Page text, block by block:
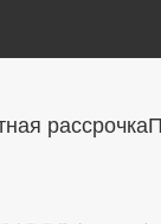
рассрочка